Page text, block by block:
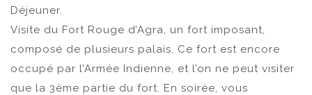
Déjeuner.
Visite du Fort Rouge d’Agra, un fort imposant,
composé de plusieurs palais. Ce fort est encore
occupé par l’Armée Indienne, et l’on ne peut visiter
que la 3ème partie du fort. En soirée, vous